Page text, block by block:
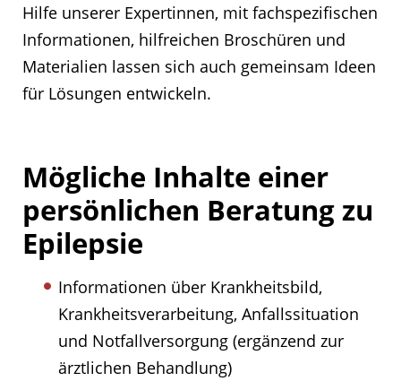
Hilfe unserer Expertinnen, mit fachspezifischen
Informationen, hilfreichen Broschüren und
Materialien lassen sich auch gemeinsam Ideen
für Lösungen entwickeln.
Mögliche Inhalte einer
persönlichen Beratung zu
Epilepsie
Informationen über Krankheitsbild,
Krankheitsverarbeitung, Anfallssituation
und Notfallversorgung (ergänzend zur
ärztlichen Behandlung)